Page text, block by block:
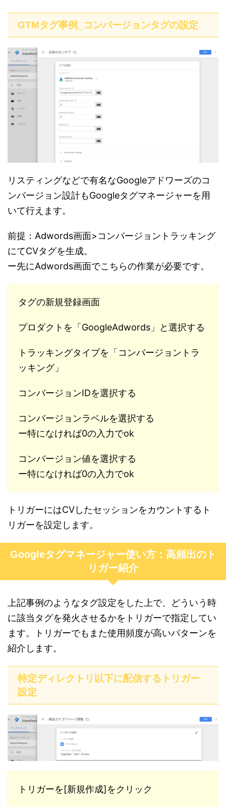
GTMタグ事例_コンバージョンタグの設定
リスティングなどで有名なGoogleアドワーズのコ
ンバージョン設計もGoogleタグマネージャーを用
いて行えます。
前提：Adwords画面>コンバージョントラッキング
にてCVタグを生成。
ー先にAdwords画面でこちらの作業が必要です。
タグの新規登録画面
プロダクトを「GoogleAdwords」と選択する
トラッキングタイプを「コンバージョントラ
ッキング」
コンバージョンIDを選択する
コンバージョンラベルを選択する
ー特になければ0の入力でok
コンバージョン値を選択する
ー特になければ0の入力でok
トリガーにはCVしたセッションをカウントするト
リガーを設定します。
Googleタグマネージャー使い方：高頻出のト
リガー紹介
上記事例のようなタグ設定をした上で、どういう時
に該当タグを発火させるかをトリガーで指定してい
ます。トリガーでもまた使用頻度が高いパターンを
紹介します。
特定ディレクトリ以下に配信するトリガー
設定
トリガーを[新規作成]をクリック